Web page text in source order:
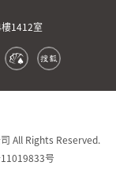
1412室
All Rights Reserved.
号